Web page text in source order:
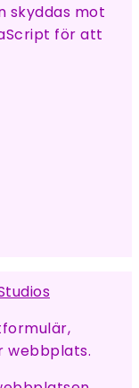
skyddas mot
för att
webbplats.